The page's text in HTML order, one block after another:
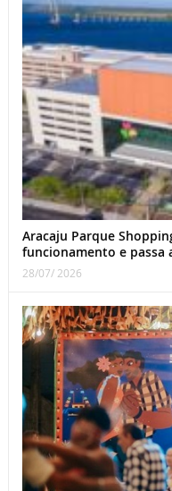
Aracaju Parque
funcionamento e passa
28/07/ 2026